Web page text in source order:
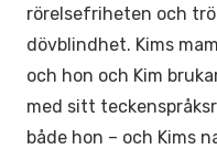
rörelsefriheten och
dövblindhet. Kims
och hon och Kim
med sitt
både hon – och Kims